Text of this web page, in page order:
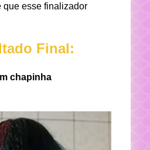
que esse finalizador
Final:
chapinha